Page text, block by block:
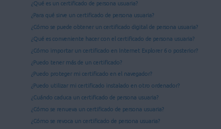
¿Qué es un certificado de persona usuaria?
¿Para qué sirve un certificado de persona usuaria?
¿Cómo se puede obtener un certificado digital de persona usuaria?
¿Qué es conveniente hacer con el certificado de persona usuaria?
¿Cómo importar un certificado en Internet Explorer 6 o posterior?
¿Puedo tener más de un certificado?
¿Puedo proteger mi certificado en el navegador?
¿Puedo utilizar mi certificado instalado en otro ordenador?
¿Cuándo caduca un certificado de persona usuaria?
¿Cómo se renueva un certificado de persona usuaria?
¿Cómo se revoca un certificado de persona usuaria?